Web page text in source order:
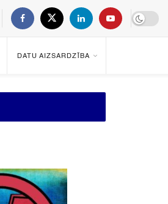
DATU AIZSARDZĪBA